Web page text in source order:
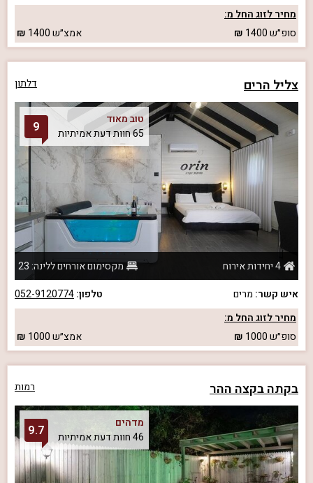
מחיר לזוג החל מ:
סופ״ש1400 אמצ״ש1400
צליל הרים דלתון
טוב מאוד
65 חוות דעת אמיתיות
9
4 יחידות אירוח
מקסימום אורחים ללינה: 23
איש קשר: מרים טלפון:052-9120774
מחיר לזוג החל מ:
סופ״ש1000 אמצ״ש1000
בקתה בקצה ההר רמות
מדהים
46 חוות דעת אמיתיות
9.7